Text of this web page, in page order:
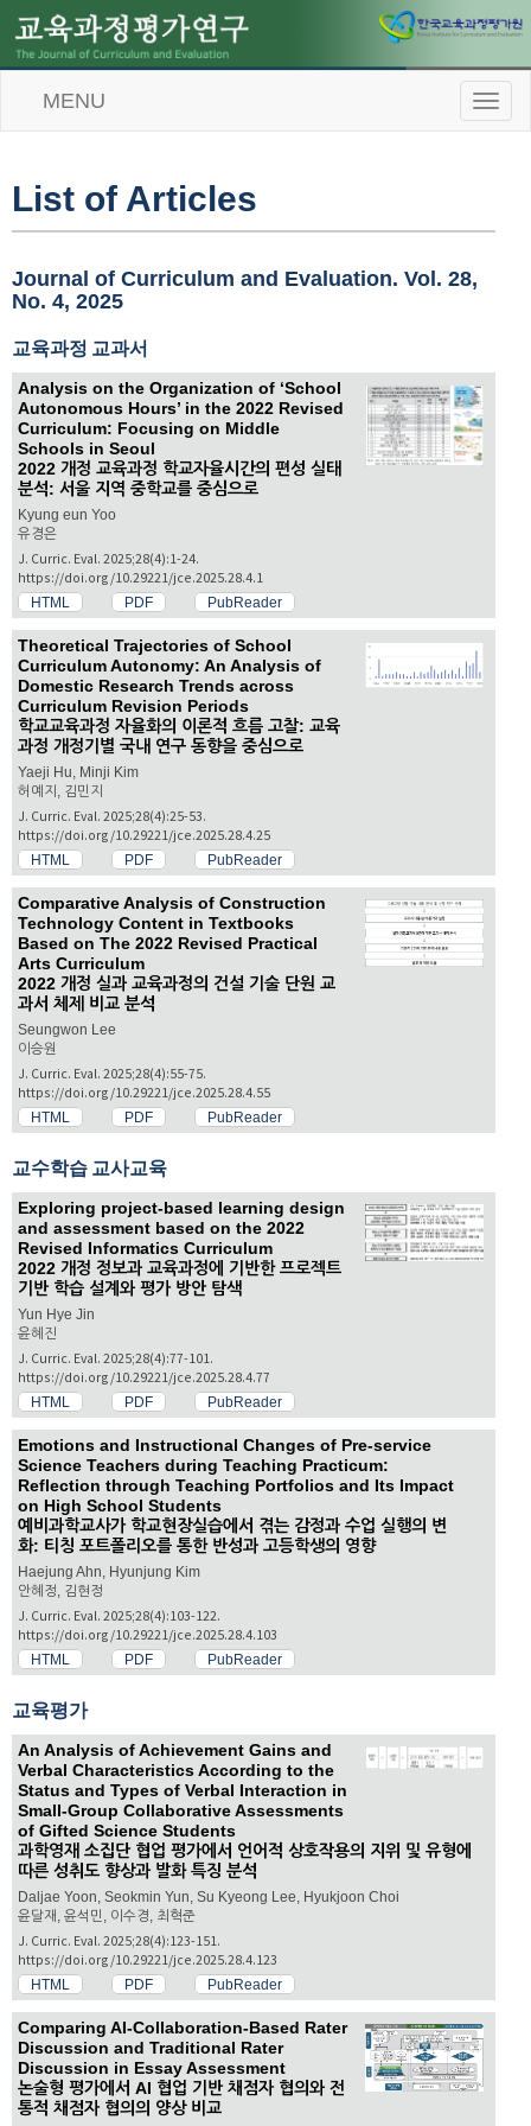
T
o
n
MENU
List of Articles
Journal of Curriculum and Evaluation. Vol. 28,
No. 4, 2025
교육과정 교과서
Analysis on the Organization of ‘School
Autonomous Hours’ in the 2022 Revised
Curriculum: Focusing on Middle
Schools in Seoul
2022 개정 교육과정 학교자율시간의 편성 실태
분석: 서울 지역 중학교를 중심으로
Kyung eun Yoo
유경은
J. Curric. Eval. 2025;28(4):1-24.
https://doi.org/10.29221/jce.2025.28.4.1
HTML PDF PubReader
Theoretical Trajectories of School
Curriculum Autonomy: An Analysis of
Domestic Research Trends across
Curriculum Revision Periods
학교교육과정 자율화의 이론적 흐름 고찰: 교육
과정 개정기별 국내 연구 동향을 중심으로
Yaeji Hu, Minji Kim
허예지, 김민지
J. Curric. Eval. 2025;28(4):25-53.
https://doi.org/10.29221/jce.2025.28.4.25
HTML PDF PubReader
Comparative Analysis of Construction
Technology Content in Textbooks
Based on The 2022 Revised Practical
Arts Curriculum
2022 개정 실과 교육과정의 건설 기술 단원 교
과서 체제 비교 분석
Seungwon Lee
이승원
J. Curric. Eval. 2025;28(4):55-75.
https://doi.org/10.29221/jce.2025.28.4.55
HTML PDF PubReader
교수학습 교사교육
Exploring project-based learning design
and assessment based on the 2022
Revised Informatics Curriculum
2022 개정 정보과 교육과정에 기반한 프로젝트
기반 학습 설계와 평가 방안 탐색
Yun Hye Jin
윤혜진
J. Curric. Eval. 2025;28(4):77-101.
https://doi.org/10.29221/jce.2025.28.4.77
HTML PDF PubReader
Emotions and Instructional Changes of Pre-service
Science Teachers during Teaching Practicum:
Reflection through Teaching Portfolios and Its Impact
on High School Students
예비과학교사가 학교현장실습에서 겪는 감정과 수업 실행의 변
화: 티칭 포트폴리오를 통한 반성과 고등학생의 영향
Haejung Ahn, Hyunjung Kim
안혜정, 김현정
J. Curric. Eval. 2025;28(4):103-122.
https://doi.org/10.29221/jce.2025.28.4.103
HTML PDF PubReader
교육평가
An Analysis of Achievement Gains and
Verbal Characteristics According to the
Status and Types of Verbal Interaction in
Small-Group Collaborative Assessments
of Gifted Science Students
과학영재 소집단 협업 평가에서 언어적 상호작용의 지위 및 유형에
따른 성취도 향상과 발화 특징 분석
Daljae Yoon, Seokmin Yun, Su Kyeong Lee, Hyukjoon Choi
윤달재, 윤석민, 이수경, 최혁준
J. Curric. Eval. 2025;28(4):123-151.
https://doi.org/10.29221/jce.2025.28.4.123
HTML PDF PubReader
Comparing AI-Collaboration-Based Rater
Discussion and Traditional Rater
Discussion in Essay Assessment
논술형 평가에서 AI 협업 기반 채점자 협의와 전
통적 채점자 협의의 양상 비교